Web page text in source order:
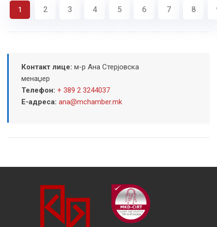
1 2 3 4 5 6 7 8
Контакт лице: м-р Ана Стерјовска
менаџер
Телефон: + 389 2 3244037
Е-адреса: ana@mchamber.mk